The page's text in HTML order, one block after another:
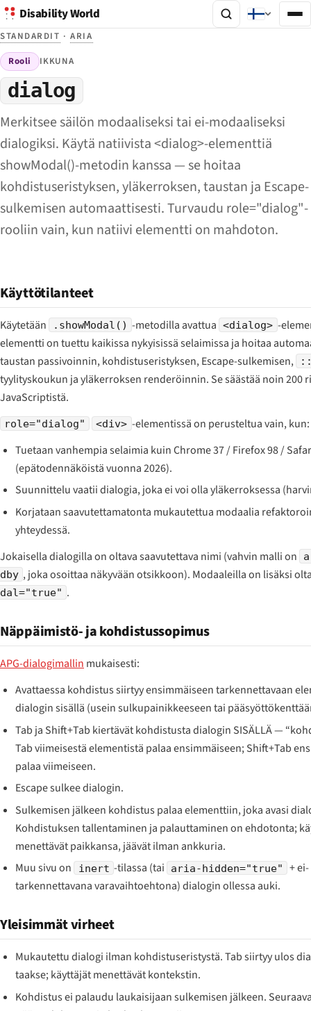
Disability World
STANDARDIT ·ARIA
Rooli IKKUNA
dialog
Merkitsee säilön modaaliseksi tai ei-modaaliseksi
dialogiksi. Käytä natiivista <dialog>-elementtiä
showModal()-metodin kanssa — se hoitaa
kohdistuseristyksen, yläkerroksen, taustan ja Escape-
sulkemisen automaattisesti. Turvaudu role="dialog"-
rooliin vain, kun natiivi elementti on mahdoton.
Käyttötilanteet
Käytetään .showModal() -metodilla avattua <dialog> -
elementti on tuettu kaikissa nykyisissä selaimissa ja hoitaa
taustan passivoinnin, kohdistuseristyksen, Escape-sulkemisen,
tyylityskoukun ja yläkerroksen renderöinnin. Se säästää noin 200
JavaScriptistä.
role="dialog" <div> -elementissä on perusteltua vain, kun:
Tuetaan vanhempia selaimia kuin Chrome 37 / Firefox 98 /
(epätodennäköistä vuonna 2026).
Suunnittelu vaatii dialogia, joka ei voi olla yläkerroksessa
Korjataan saavutettamatonta mukautettua modaalia
yhteydessä.
Jokaisella dialogilla on oltava saavutettava nimi (vahvin malli on
dby , joka osoittaa näkyvään otsikkoon). Modaaleilla on lisäksi
dal="true" .
Näppäimistö- ja kohdistussopimus
APG-dialogimallin mukaisesti:
Avattaessa kohdistus siirtyy ensimmäiseen tarkennettavaan
dialogin sisällä (usein sulkupainikkeeseen tai
Tab ja Shift+Tab kiertävät kohdistusta dialogin SISÄLLÄ —
Tab viimeisestä elementistä palaa ensimmäiseen; Shift+Tab
palaa viimeiseen.
Escape sulkee dialogin.
Sulkemisen jälkeen kohdistus palaa elementtiin, joka avasi
Kohdistuksen tallentaminen ja palauttaminen on ehdotonta;
menettävät paikkansa, jäävät ilman ankkuria.
Muu sivu on
inert -tilassa (tai aria-hidden="true"
+ ei-
tarkennettavana varavaihtoehtona) dialogin ollessa auki.
Yleisimmät virheet
Mukautettu dialogi ilman kohdistuseristystä. Tab siirtyy ulos
taakse; käyttäjät menettävät kontekstin.
Kohdistus ei palaudu laukaisijaan sulkemisen jälkeen.